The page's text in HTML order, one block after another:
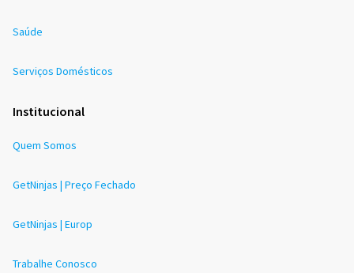
Saúde
Serviços Domésticos
Institucional
Quem Somos
GetNinjas | Preço Fechado
GetNinjas | Europ
Trabalhe Conosco